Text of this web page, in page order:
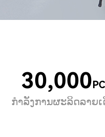
30,000
ກຳລັງການຜະລິດລາຍ